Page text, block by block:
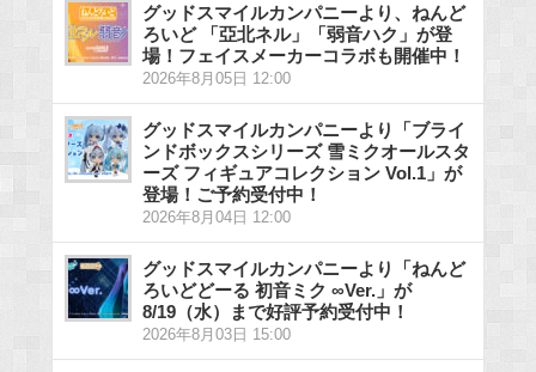
グッドスマイルカンパニーより、ねんど
ろいど 「亞北ネル」「弱音ハク」が登
場！フェイスメーカーコラボも開催中！
2026年8月05日 12:00
グッドスマイルカンパニーより「ブライ
ンドボックスシリーズ 雪ミクオールスタ
ーズ フィギュアコレクション Vol.1」が
登場！ご予約受付中！
2026年8月04日 12:00
グッドスマイルカンパニーより「ねんど
ろいどどーる 初音ミク ∞Ver.」が
8/19（水）まで好評予約受付中！
2026年8月03日 15:00